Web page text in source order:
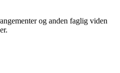
og anden faglig viden